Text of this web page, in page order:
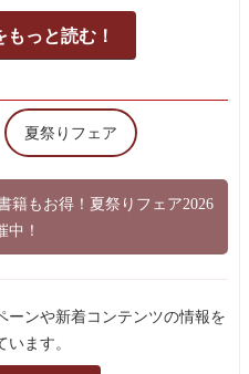
っと読む！
夏祭りフェア
籍もお得！夏祭りフェア2026
中！
ーンや新着コンテンツの情報を
います。